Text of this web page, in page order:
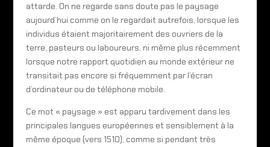
attarde. On ne regarde sans doute pas le paysage
aujourd’hui comme on le regardait autrefois, lorsque les
individus étaient majoritairement des ouvriers de la
terre, pasteurs ou laboureurs, ni même plus récemment
lorsque notre rapport quotidien au monde extérieur ne
transitait pas encore si fréquemment par l’écran
d’ordinateur ou de téléphone mobile.
Ce mot « paysage » est apparu tardivement dans les
principales langues européennes et sensiblement à la
même époque (vers 1510), comme si pendant très